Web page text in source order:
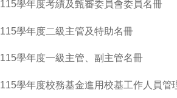
115學年度考績及甄審委員會委員名冊
115學年度二級主管及特助名冊
115學年度一級主管、副主管名冊
115學年度校務基金進用校基工作人員管